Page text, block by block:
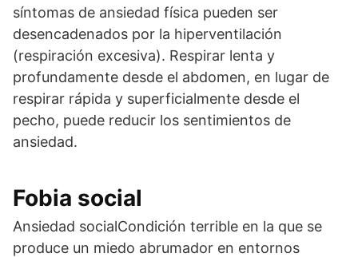
síntomas de ansiedad física pueden ser
desencadenados por la hiperventilación
(respiración excesiva). Respirar lenta y
profundamente desde el abdomen, en lugar de
respirar rápida y superficialmente desde el
pecho, puede reducir los sentimientos de
ansiedad.
Fobia social
Ansiedad socialCondición terrible en la que se
produce un miedo abrumador en entornos